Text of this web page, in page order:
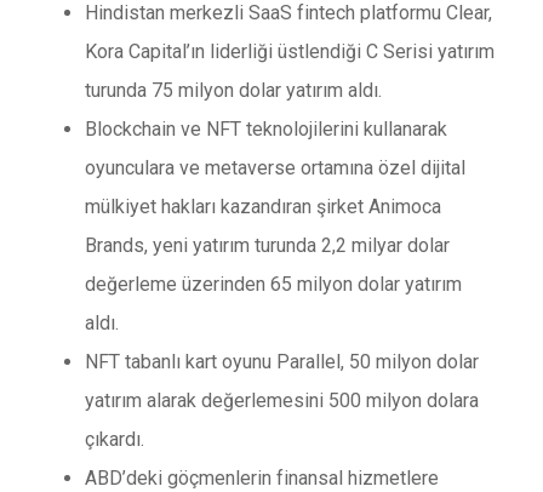
Hindistan merkezli SaaS fintech platformu Clear,
Kora Capital’ın liderliği üstlendiği C Serisi yatırım
turunda 75 milyon dolar yatırım aldı.
Blockchain ve NFT teknolojilerini kullanarak
oyunculara ve metaverse ortamına özel dijital
mülkiyet hakları kazandıran şirket Animoca
Brands, yeni yatırım turunda 2,2 milyar dolar
değerleme üzerinden 65 milyon dolar yatırım
aldı.
NFT tabanlı kart oyunu Parallel, 50 milyon dolar
yatırım alarak değerlemesini 500 milyon dolara
çıkardı.
ABD’deki göçmenlerin finansal hizmetlere